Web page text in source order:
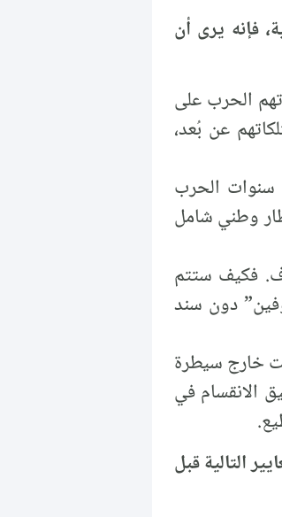
فإنه يرى أن
الحرب على
عن بُعد،
سنوات الحرب
دون إطار وطني شامل
فكيف ستتم
دون سند
خارج سيطرة
الانقسام في
التالية قبل